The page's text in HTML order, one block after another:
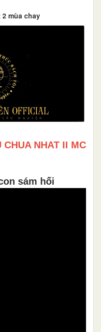
mùa chay
CHUA NHAT II MC
sám hối